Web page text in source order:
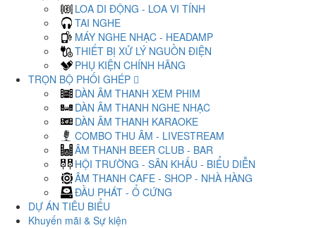
LOA DI ĐỘNG - LOA VI TÍNH
TAI NGHE
MÁY NGHE NHẠC - HEADAMP
THIẾT BỊ XỬ LÝ NGUỒN ĐIỆN
PHỤ KIỆN CHÍNH HÃNG
TRỌN BỘ PHỐI GHÉP
DÀN ÂM THANH XEM PHIM
DÀN ÂM THANH NGHE NHẠC
DÀN ÂM THANH KARAOKE
COMBO THU ÂM - LIVESTREAM
ÂM THANH BEER CLUB - BAR
HỘI TRƯỜNG - SÂN KHẤU - BIỂU DIỄN
ÂM THANH CAFE - SHOP - NHÀ HÀNG
ĐẦU PHÁT - Ổ CỨNG
DỰ ÁN TIÊU BIỂU
Khuyến mãi & Sự kiện